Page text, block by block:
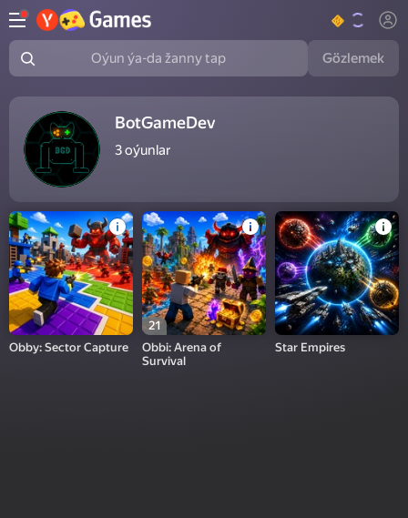
Oýun ýa-da žanny tap Gözlemek
BotGameDev
3oýunlar
Obby: Sector Capture
21
Obbi: Arena of
Survival
Star Empires